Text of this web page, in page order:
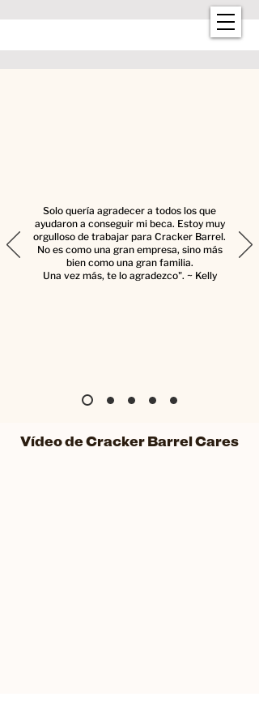
Solo quería agradecer a todos los que
ayudaron a conseguir mi beca. Estoy muy
orgulloso de trabajar para Cracker Barrel.
No es como una gran empresa, sino más
bien como una gran familia.
Una vez más, te lo agradezco". ~ Kelly
Vídeo de Cracker Barrel Cares